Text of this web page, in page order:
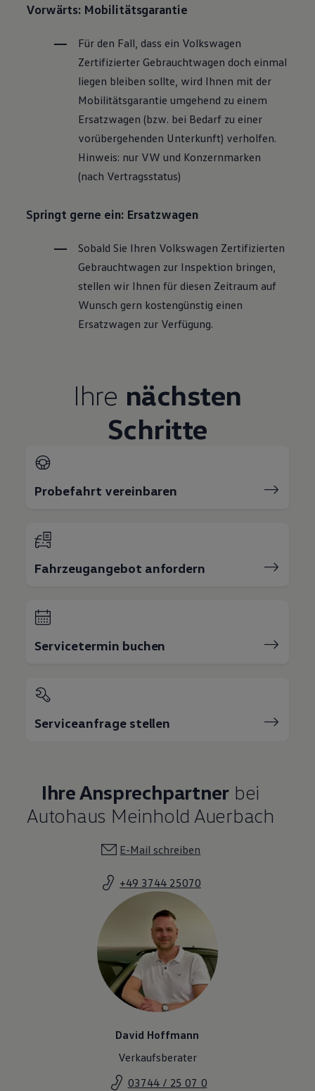
Vorwärts: Mobilitätsgarantie
Für den Fall, dass ein Volkswagen
Zertifizierter Gebrauchtwagen doch einmal
liegen bleiben sollte, wird Ihnen mit der
Mobilitätsgarantie umgehend zu einem
Ersatzwagen (bzw. bei Bedarf zu einer
vorübergehenden Unterkunft) verholfen.
Hinweis: nur VW und Konzernmarken
(nach Vertragsstatus)
Springt gerne ein: Ersatzwagen
Sobald Sie Ihren Volkswagen Zertifizierten
Gebrauchtwagen zur Inspektion bringen,
stellen wir Ihnen für diesen Zeitraum auf
Wunsch gern kostengünstig einen
Ersatzwagen zur Verfügung.
Ihre nächsten
Schritte
Probefahrt vereinbaren
Fahrzeugangebot anfordern
Servicetermin buchen
Serviceanfrage stellen
Ihre Ansprechpartner bei
Autohaus Meinhold Auerbach
E-Mail schreiben
+49 3744 25070
David Hoffmann
Verkaufsberater
03744 / 25 07 0